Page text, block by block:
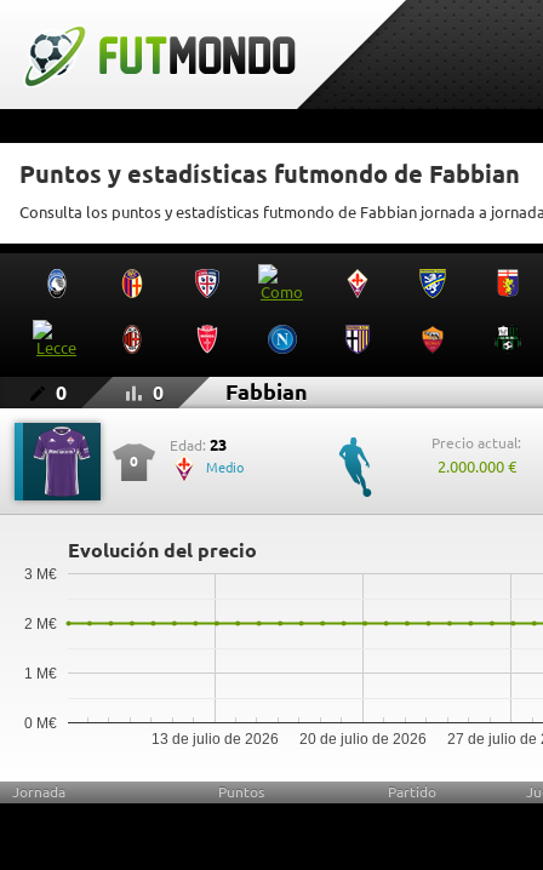
Puntos y estadísticas futmondo de Fabbian
Consulta los puntos y estadísticas futmondo de Fabbian jornada a
0 0 Fabbian
0
Edad: 23
Medio
Precio actual:
2.000.000 €
Evolución del precio
13 de julio de 2026 20 de julio de 2026 27 de julio de
0 M€
1 M€
2 M€
3 M€
Jornada Puntos Partido